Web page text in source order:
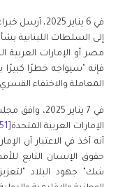
في 6 يناير
إلى السلطات اللبنانية
مصر أو الإمارات
فإنه "سيواجه خطرًا
المعاملة والاختفاء القسري"
في 7 يناير
الإمارات العربية المتحدة [51]
أنه أخذ في الاعتبار أن
حقوق الإنسان التابع
شك" جهود البلاد